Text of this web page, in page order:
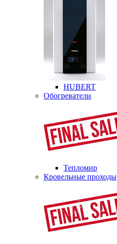
HUBERT
Обогреватели
Тепломир
Кровельные проходы